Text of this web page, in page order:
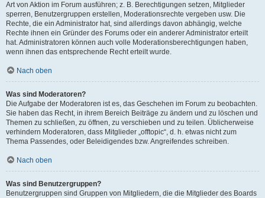
Art von Aktion im Forum ausführen; z. B. Berechtigungen setzen, Mitglieder
sperren, Benutzergruppen erstellen, Moderationsrechte vergeben usw. Die
Rechte, die ein Administrator hat, sind allerdings davon abhängig, welche
Rechte ihnen ein Gründer des Forums oder ein anderer Administrator erteilt
hat. Administratoren können auch volle Moderationsberechtigungen haben,
wenn ihnen das entsprechende Recht erteilt wurde.
Nach oben
Was sind Moderatoren?
Die Aufgabe der Moderatoren ist es, das Geschehen im Forum zu beobachten.
Sie haben das Recht, in ihrem Bereich Beiträge zu ändern und zu löschen und
Themen zu schließen, zu öffnen, zu verschieben und zu teilen. Üblicherweise
verhindern Moderatoren, dass Mitglieder „offtopic“, d. h. etwas nicht zum
Thema Passendes, oder Beleidigendes bzw. Angreifendes schreiben.
Nach oben
Was sind Benutzergruppen?
Benutzergruppen sind Gruppen von Mitgliedern, die die Mitglieder des Boards